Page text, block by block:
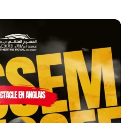
الأرقام
ظاهرة
سينمائية
غير
مسبوقة
في
المغرب